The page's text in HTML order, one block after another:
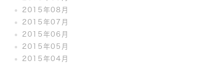
2015年08月
2015年07月
2015年06月
2015年05月
2015年04月